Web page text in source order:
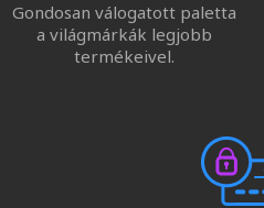
Gondosan válogatott paletta
a világmárkák legjobb
termékeivel.